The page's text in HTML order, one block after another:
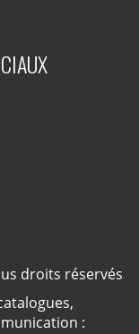
droits réservés
: